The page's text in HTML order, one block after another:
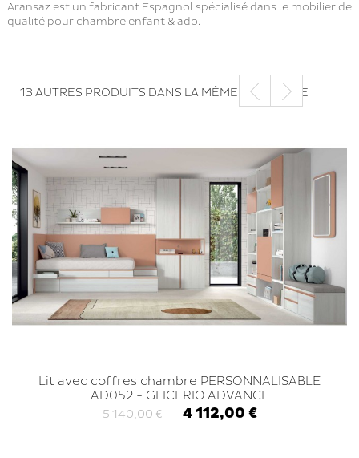
Aransaz est un fabricant Espagnol spécialisé dans le mobilier de
qualité pour chambre enfant & ado.
13 AUTRES PRODUITS DANS LA MÊME CATÉGORIE
Lit avec coffres chambre PERSONNALISABLE
AD052 - GLICERIO ADVANCE
5 140,00 € 4 112,00 €